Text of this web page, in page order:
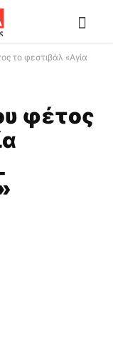
το φεστιβάλ «Αγία
φέτος